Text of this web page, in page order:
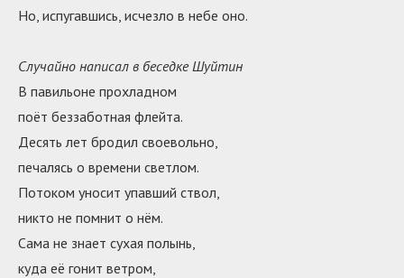
Но, испугавшись, исчезло в небе оно.
Случайно написал в беседке Шуйтин
В павильоне прохладном
поёт беззаботная флейта.
Десять лет бродил своевольно,
печалясь о времени светлом.
Потоком уносит упавший ствол,
никто не помнит о нём.
Сама не знает сухая полынь,
куда её гонит ветром,